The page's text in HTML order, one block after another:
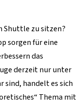
Shuttle zu sitzen?
sorgen für eine
das
derzeit nur unter
sind, handelt es sich
Thema mit